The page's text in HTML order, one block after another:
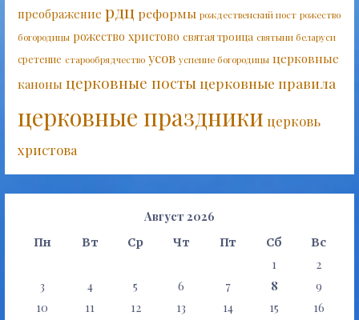
преображение рдц реформы рождественский пост рожество
богородицы рожество христово святая троица святыни беларуси
сретение старообрядчество усов успение богородицы церковные
каноны церковные посты церковные правила
церковные праздникицерковь
христова
Август 2026
Пн Вт Ср Чт Пт Сб Вс
1
2
3
4 5 6 7 8
9
10
11 12 13 14 15
16